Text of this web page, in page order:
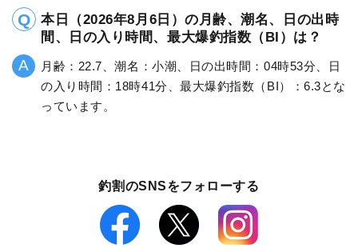
本日（2026年8月6日）の月齢、潮名、日の出時
間、日の入り時間、最大爆釣指数（BI）は？
月齢：22.7、潮名：小潮、日の出時間：04時53分、日
の入り時間：18時41分、最大爆釣指数（BI）：6.3とな
っています。
釣割のSNSをフォローする